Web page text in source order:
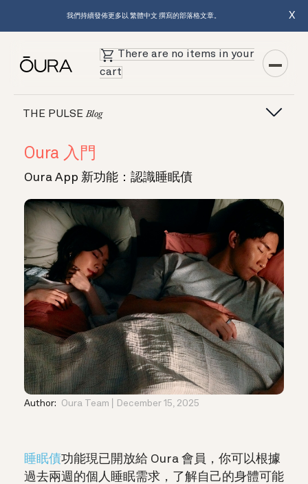
我們持續發佈更多以 繁體中文 撰寫的部落格文章。 X
There are no items in your
cart
THE PULSEBlog
Oura 入門
Oura App 新功能：認識睡眠債
Author: Oura Team December 15, 2025
睡眠債功能現已開放給 Oura 會員，你可以根據
過去兩週的個人睡眠需求，了解自己的身體可能